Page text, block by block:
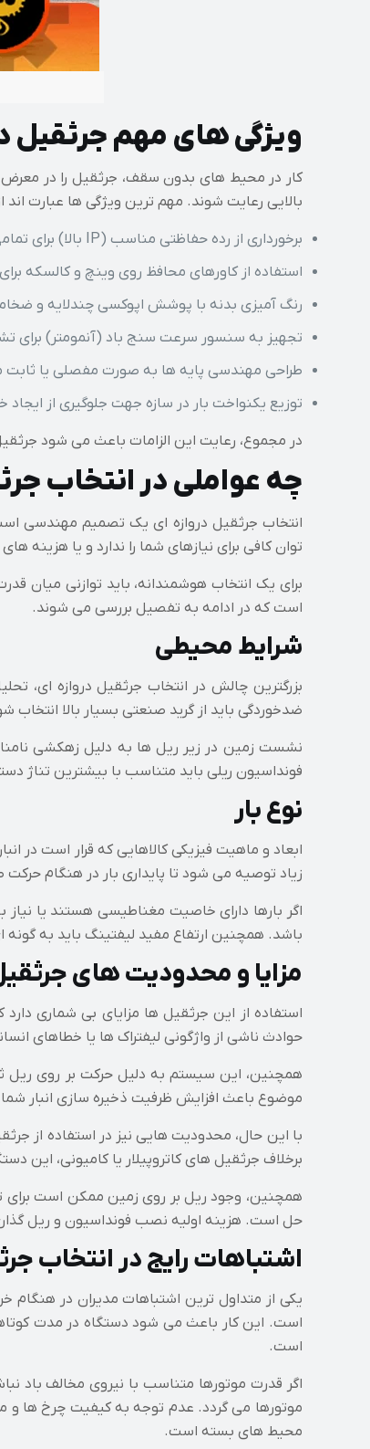
ویژگی های مهم جرثقیل
کار در محیط های بدون سقف، جرثقیل را در معرض
بالایی رعایت شوند. مهم ترین ویژگی ها عبارت اند
برخورداری از رده حفاظتی مناسب (IP بالا) برای تمامی موتورها، تابلو برق و اتصالات به منظور جلوگیری از نفوذ باران، گرد و غبار و رطوبت
استفاده از کاورهای محافظ روی وینچ و کالسکه
رنگ آمیزی بدنه با پوشش اپوکسی چندلایه و
تجهیز به سنسور سرعت سنج باد (آنمومتر) برای
طراحی مهندسی پایه ها به صورت مفصلی یا ثابت
توزیع یکنواخت بار در سازه جهت جلوگیری از
در مجموع، رعایت این الزامات باعث می شود
چه عواملی در انتخاب
انتخاب جرثقیل دروازه ای یک تصمیم مهندسی
توان کافی برای نیازهای شما را ندارد و یا
برای یک انتخاب هوشمندانه، باید توازنی میان
است که در ادامه به تفصیل بررسی می شوند.
شرایط محیطی
بزرگترین چالش در انتخاب جرثقیل دروازه ای،
ضدخوردگی باید از گرید صنعتی بسیار بالا
نشست زمین در زیر ریل ها به دلیل زهکشی
فونداسیون ریلی باید متناسب با بیشترین تناژ
نوع بار
ابعاد و ماهیت فیزیکی کالاهایی که قرار است در
زیاد توصیه می شود تا پایداری بار در هنگام
اگر بارها دارای خاصیت مغناطیسی هستند یا
باشد. همچنین ارتفاع مفید لیفتینگ باید به گونه
مزایا و محدودیت های جرثقیل
استفاده از این جرثقیل ها مزایای بی شماری
حوادث ناشی از واژگونی لیفتراک ها یا خطاهای
همچنین، این سیستم به دلیل حرکت بر روی ریل
موضوع باعث افزایش ظرفیت ذخیره سازی انبار
با این حال، محدودیت هایی نیز در استفاده از
برخلاف جرثقیل های کاتروپیلار یا کامیونی، این
همچنین، وجود ریل بر روی زمین ممکن است برای
حل است. هزینه اولیه نصب فونداسیون و ریل
اشتباهات رایج در انتخاب
یکی از متداول ترین اشتباهات مدیران در هنگام
است. این کار باعث می شود دستگاه در مدت
است.
اگر قدرت موتورها متناسب با نیروی مخالف
موتورها می گردد. عدم توجه به کیفیت چرخ ها و
محیط های بسته است.